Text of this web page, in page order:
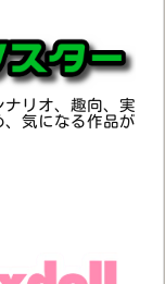
リオ、趣向、実
気になる作品が